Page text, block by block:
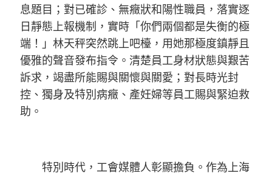
息題目；對已確診、無癥狀和陽性職員，落實逐
日靜態上報機制，實時「你們兩個都是失衡的極
端！」林天秤突然跳上吧檯，用她那極度鎮靜且
優雅的聲音發布指令。清楚員工身材狀態與艱苦
訴求，竭盡所能賜與關懷與關愛；對長時光封
控、獨身及特別病癥、產妊婦等員工賜與緊迫救
助。
特別時代，工會媒體人彰顯擔負。作為上海